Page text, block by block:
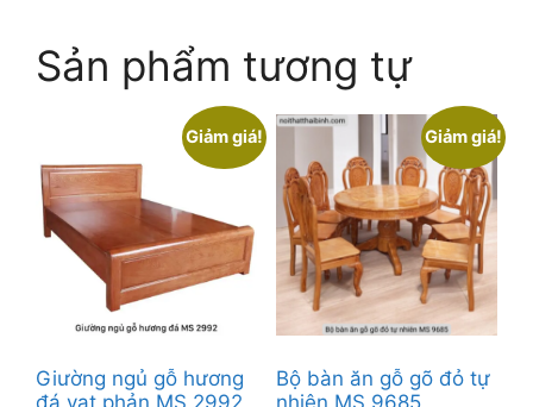
Sản phẩm tương tự
Giảm giá!
Giường ngủ gỗ hương
đá vạt phản MS 2992
Giảm giá!
Bộ bàn ăn gỗ gõ đỏ tự
nhiên MS 9685